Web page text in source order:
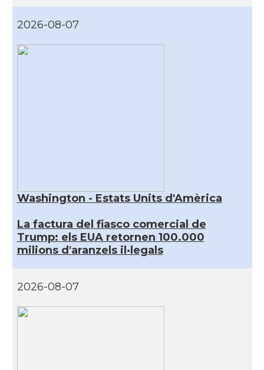
2026-08-07
Washington - Estats Units d'Amèrica
La factura del fiasco comercial de
Trump: els EUA retornen 100.000
milions d'aranzels il·legals
2026-08-07